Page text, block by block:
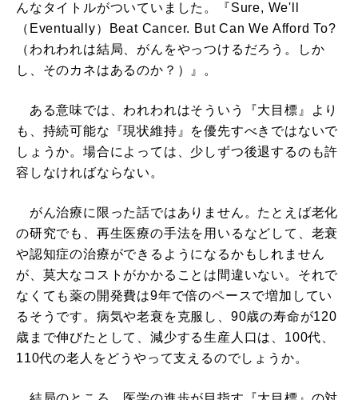
んなタイトルがついていました。『Sure, We'll
（Eventually）Beat Cancer. But Can We Afford To?
（われわれは結局、がんをやっつけるだろう。しか
し、そのカネはあるのか？）』。
ある意味では、われわれはそういう『大目標』より
も、持続可能な『現状維持』を優先すべきではないで
しょうか。場合によっては、少しずつ後退するのも許
容しなければならない。
がん治療に限った話ではありません。たとえば老化
の研究でも、再生医療の手法を用いるなどして、老衰
や認知症の治療ができるようになるかもしれません
が、莫大なコストがかかることは間違いない。それで
なくても薬の開発費は9年で倍のペースで増加してい
るそうです。病気や老衰を克服し、90歳の寿命が120
歳まで伸びたとして、減少する生産人口は、100代、
110代の老人をどうやって支えるのでしょうか。